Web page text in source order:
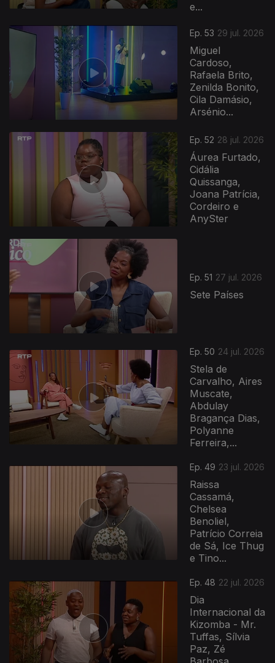
e...
Ep. 53 29 jul. 2026
Miguel
Cardoso,
Rafaela Brito,
Zenilda Bonito,
Cila Damásio,
Arsénio...
Ep. 52 28 jul. 2026
Áurea Furtado,
Cidália
Quissanga,
Joana Patrícia,
Cordeiro e
AnySter
Ep. 51 27 jul. 2026
Sete Países
Ep. 50 24 jul. 2026
Stela de
Carvalho, Aires
Muscate,
Abdulay
Bragança Dias,
Polyanne
Ferreira,...
Ep. 49 23 jul. 2026
Raissa
Cassamá,
Chelsea
Benoliel,
Patrício Correia
de Sá, Ice Thug
e Tino...
944565
Ep. 48 22 jul. 2026
Dia
Internacional da
Kizomba - Mr.
Tuffas, Sílvia
Paz, Zé